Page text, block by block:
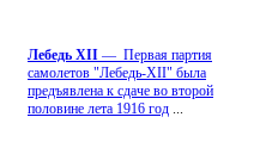
Лебедь ХII — Первая партия
самолетов "Лебедь-ХII" была
предъявлена к сдаче во второй
половине лета 1916 год